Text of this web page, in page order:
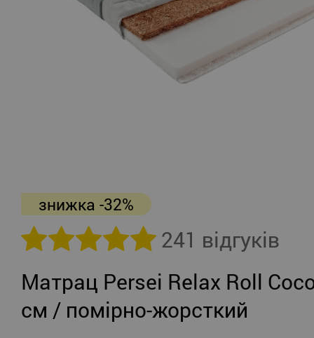
знижка -32%
241 відгуків
Матрац Persei Relax Roll
см / помірно-жорсткий